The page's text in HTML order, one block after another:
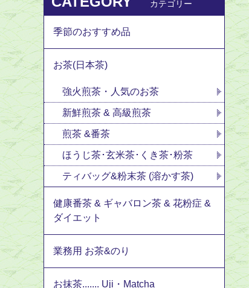
カテゴリー
季節のおすすめ品
お茶(日本茶)
強火煎茶・人気のお茶
新鮮煎茶 & 高級煎茶
煎茶 &番茶
ほうじ茶･玄米茶･くき茶･粉茶
ティバッグ&粉末茶 (溶かす茶)
健康番茶 & ギャバロン茶 & 花粉症 &
ダイエット
業務用 お茶&のり
お抹茶....... Uji・Matcha